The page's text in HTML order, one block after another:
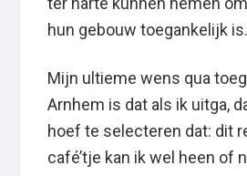
hun gebouw toegankelijk is.
Mijn ultieme wens qua
Arnhem is dat als ik uitga,
hoef te selecteren dat: dit
café’tje kan ik wel heen of